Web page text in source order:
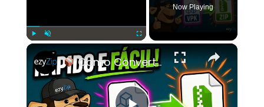
Play Unmute
Now Playing
×
Como Converter VPK para ZIP Online Grátis | Sem Necessidade de Instalar Software